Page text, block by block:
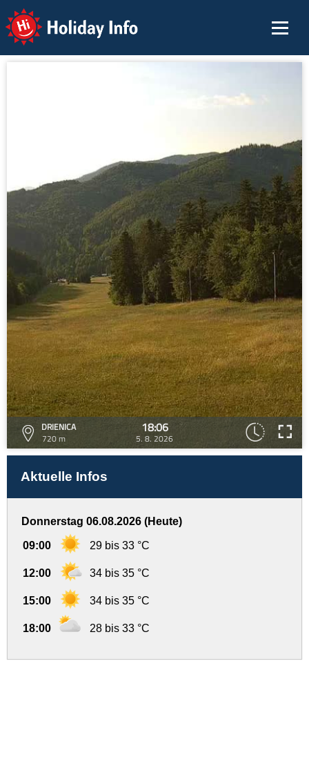
Holiday Info
DRIENICA
720 m
18:06
5. 8. 2026
Aktuelle Infos
Donnerstag 06.08.2026 (Heute)
09:00 29 bis 33 °C
12:00 34 bis 35 °C
15:00 34 bis 35 °C
18:00 28 bis 33 °C